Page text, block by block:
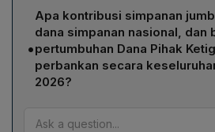
bank anggota Himpunan Bank
Bahkan tanpa memperhitungkan
pertumbuhan tetap signifikan,
Simpanan masyarakat dengan
juta menunjukkan pertumbuhan
hingga Mei 2026. Dari sisi
bawah Rp100 juta mencapai
perbankan, menandakan
•
Apa kontribusi simpanan
dana simpanan nasional, dan
pertumbuhan Dana Pihak
perbankan secara
2026?
Simpanan di atas Rp5 miliar
sebesar 57,88% dari total dana